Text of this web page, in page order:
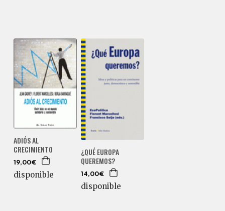
ADIÓS AL
CRECIMIENTO
19,00€
disponible
¿QUÉ EUROPA
QUEREMOS?
14,00€
disponible